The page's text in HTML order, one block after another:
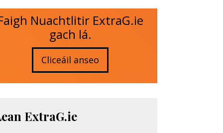
Nuachtlitir ExtraG.ie
gach lá.
Cliceáil anseo
ExtraG.ie